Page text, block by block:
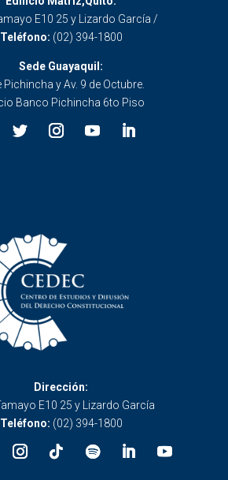
E10 25 y Lizardo García /
Teléfono: (02) 394-1800
Sede Guayaquil:
Pichincha y Av. 9 de Octubre.
Banco Pichincha 6to Piso
Dirección:
E10 25 y Lizardo García
Teléfono: (02) 394-1800